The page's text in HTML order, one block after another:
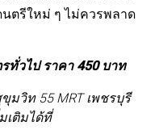
ตรีใหม่ ๆ ไม่ควรพลาด
ทั่วไป ราคา 450 บาท
มวิท 55 MRT เพชรบุรี
เติมได้ที่